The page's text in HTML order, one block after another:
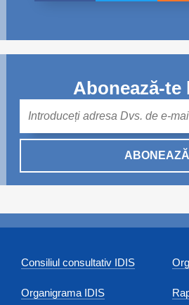
Abonează-te
ABONEAZĂ
Consiliul consultativ IDIS
Organigrama IDIS